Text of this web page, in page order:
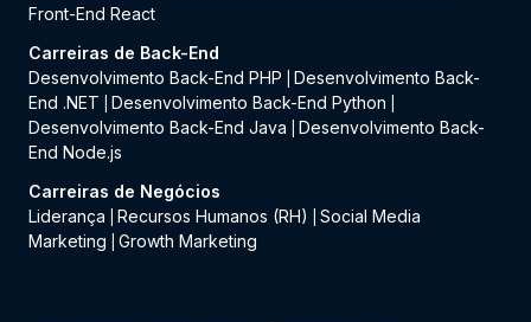
Front-End React
Carreiras de Back-End
Desenvolvimento Back-End PHP
Desenvolvimento Back-
End .NET
Desenvolvimento Back-End Python
Desenvolvimento Back-End Java
Desenvolvimento Back-
End Node.js
Carreiras de Negócios
Liderança
Recursos Humanos (RH)
Social Media
Marketing
Growth Marketing